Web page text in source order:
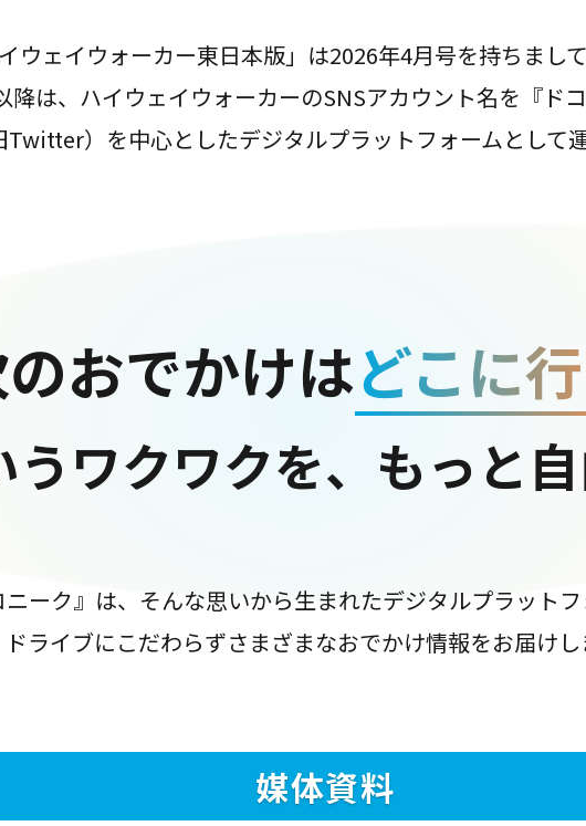
ウェイウォーカー東日本版」は2026年4月号を持ちまし
降は、ハイウェイウォーカーのSNSアカウント名を『ド
Twitter）を中心としたデジタルプラットフォームとして
のおでかけはどこに
うワクワクを、もっと
ニーク』は、そんな思いから生まれたデジタルプラット
ドライブにこだわらずさまざまなおでかけ情報をお届け
媒体資料